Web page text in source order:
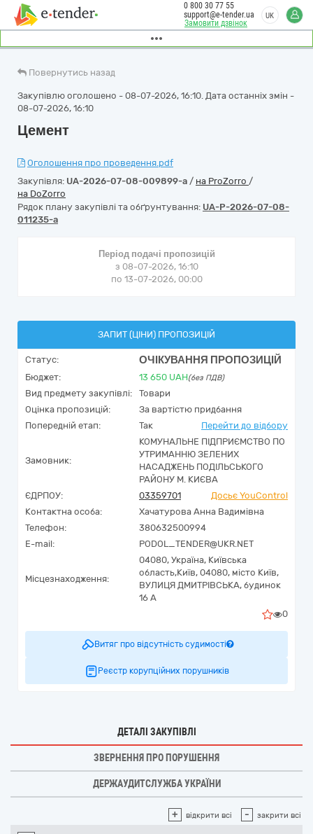
Замовити дзвінок
0 800 30 77 55
support@e-tender.ua
UK
Повернутись назад
Закупівлю оголошено - 08-07-2026, 16:10. Дата останніх змін -
08-07-2026, 16:10
Цемент
Оголошення про проведення.pdf
Закупівля: UA-2026-07-08-009899-a / на ProZorro /
на DoZorro
Рядок плану закупівлі та обґрунтування: UA-P-2026-07-08-
011235-a
Період подачі пропозицій
з 08-07-2026, 16:10
по 13-07-2026, 00:00
ЗАПИТ (ЦІНИ) ПРОПОЗИЦІЙ
Статус: ОЧІКУВАННЯ ПРОПОЗИЦІЙ
Бюджет: 13 650 UAH(без ПДВ)
Вид предмету закупівлі:
Товари
Оцінка пропозицій:
За вартістю придбання
Попередній етап:
Так Перейти до відбору
Замовник:
КОМУНАЛЬНЕ ПІДПРИЄМСТВО ПО
УТРИМАННЮ ЗЕЛЕНИХ
НАСАДЖЕНЬ ПОДІЛЬСЬКОГО
РАЙОНУ М. КИЄВА
ЄДРПОУ:
03359701
Досьє YouControl
Контактна особа:
Хачатурова Анна Вадимівна
Телефон:
380632500994
E-mail:
PODOL_TENDER@UKR.NET
Місцезнаходження:
04080, Україна, Київська
область,Київ, 04080, місто Київ,
ВУЛИЦЯ ДМИТРІВСЬКА, будинок
16 А
0
Витяг про відсутність судимості
Реєстр корупційних порушників
ДЕТАЛІ ЗАКУПІВЛІ
ЗВЕРНЕННЯ ПРО ПОРУШЕННЯ
ДЕРЖАУДИТСЛУЖБА УКРАЇНИ
+ відкрити всі - закрити всі